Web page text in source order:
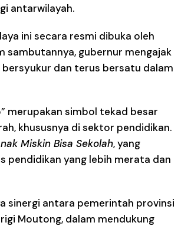
antarwilayah.
ini secara resmi dibuka oleh
sambutannya, gubernur mengajak
dan terus bersatu dalam
merupakan simbol tekad besar
khususnya di sektor pendidikan.
Miskin Bisa Sekolah, yang
pendidikan yang lebih merata dan
sinergi antara pemerintah provinsi
Moutong, dalam mendukung